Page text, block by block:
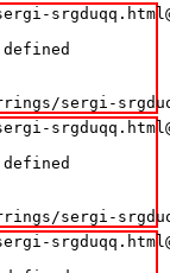
sergi-
sergi-